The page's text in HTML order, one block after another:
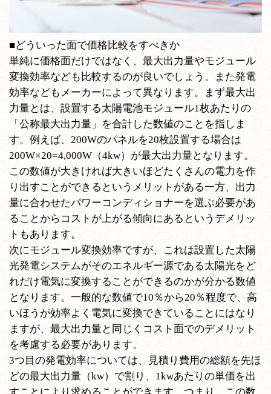
■どういった面で価格比較をすべきか
単純に価格面だけではなく、最大出力量やモジュール
変換効率なども比較するのが良いでしょう。また発電
効率などもメーカーによって異なります。まず最大出
力量とは、設置する太陽電池モジュール1枚あたりの
「公称最大出力量」を合計した数値のことを指しま
す。例えば、200Wのパネルを20枚設置する場合は
200W×20=4,000W（4kw）が最大出力量となります。
この数値が大きければ大きいほどたくさんの電力を作
り出すことができるというメリットがある一方、出力
量に合わせたパワーコンディショナーを選ぶ必要があ
ることからコストが上がる傾向にあるというデメリッ
トもあります。
次にモジュール変換効率ですが、これは設置した太陽
光発電システムがそのエネルギー源である太陽光をど
れだけ電気に変換することができるのかが分かる数値
となります。一般的な数値で10％から20％程度で、高
いほうが効率よく電気に変換できていることにはなり
ますが、最大出力量と同じくコスト面でのデメリット
を考慮する必要があります。
3つ目の発電効率については、見積り費用の総額を先ほ
どの最大出力量（kw）で割り、1kwあたりの単価を出
すことにより求めることができます。つまり、この数